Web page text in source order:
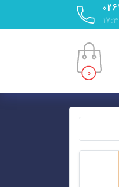
0